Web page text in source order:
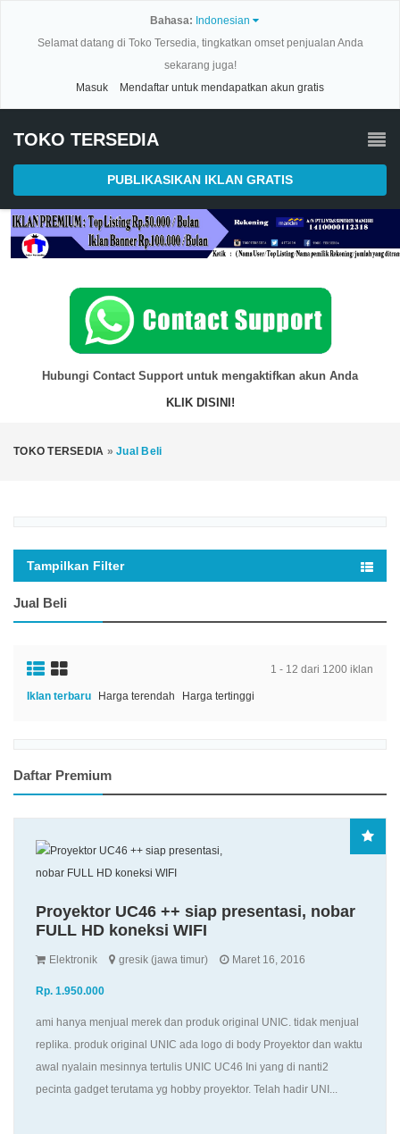
Bahasa: Indonesian
Selamat datang di Toko Tersedia, tingkatkan omset penjualan Anda
sekarang juga!
Masuk
Mendaftar untuk mendapatkan akun gratis
TOKO TERSEDIA
PUBLIKASIKAN IKLAN GRATIS
Hubungi Contact Support untuk mengaktifkan akun Anda
KLIK DISINI!
TOKO TERSEDIA » Jual Beli
Tampilkan Filter
Jual Beli
1 - 12 dari 1200 iklan
Iklan terbaru Harga terendah Harga tertinggi
Daftar Premium
Proyektor UC46 ++ siap presentasi, nobar
FULL HD koneksi WIFI
Elektronik gresik (jawa timur) Maret 16, 2016
Rp. 1.950.000
ami hanya menjual merek dan produk original UNIC. tidak menjual
replika. produk original UNIC ada logo di body Proyektor dan waktu
awal nyalain mesinnya tertulis UNIC UC46 Ini yang di nanti2
pecinta gadget terutama yg hobby proyektor. Telah hadir UNI...